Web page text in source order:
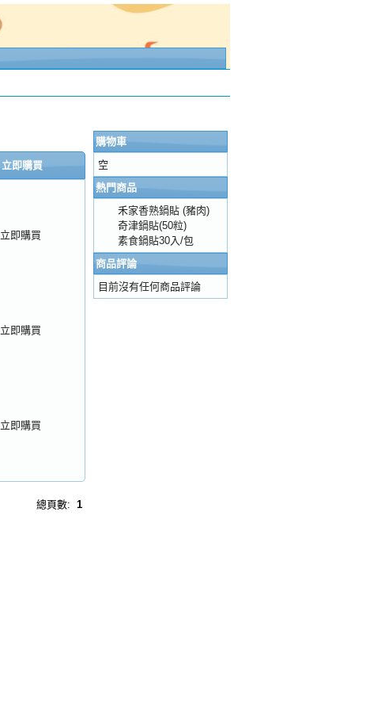
立即購買
立即購買
立即購買
立即購買
總頁數: 1
購物車
空
熱門商品
禾家香熟鍋貼 (豬肉)
奇津鍋貼(50粒)
素食鍋貼30入/包
商品評論
目前沒有任何商品評論